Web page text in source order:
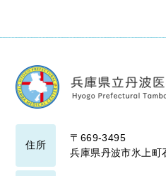
住所
〒669-3495
兵庫県丹波市氷上町